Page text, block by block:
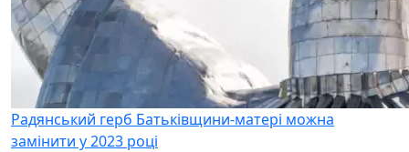
Радянський герб Батьківщини-матері можна
замінити у 2023 році